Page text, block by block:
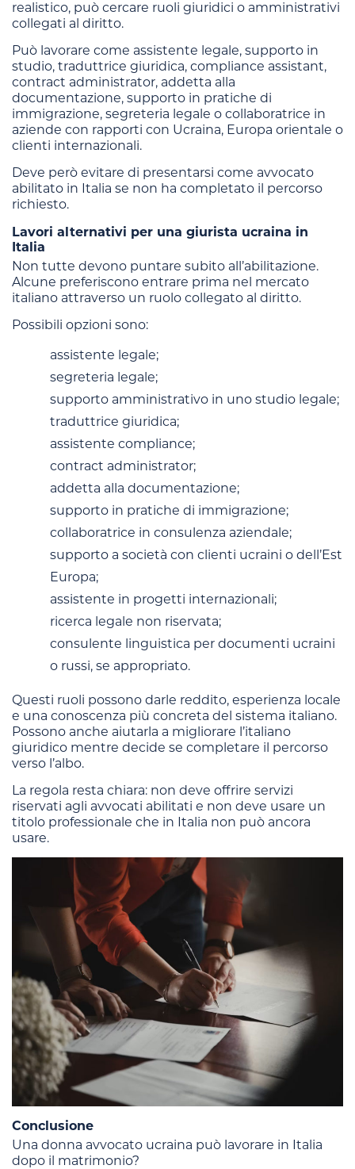
realistico, può cercare ruoli giuridici o amministrativi
collegati al diritto.
Può lavorare come assistente legale, supporto in
studio, traduttrice giuridica, compliance assistant,
contract administrator, addetta alla
documentazione, supporto in pratiche di
immigrazione, segreteria legale o collaboratrice in
aziende con rapporti con Ucraina, Europa orientale o
clienti internazionali.
Deve però evitare di presentarsi come avvocato
abilitato in Italia se non ha completato il percorso
richiesto.
Lavori alternativi per una giurista ucraina in
Italia
Non tutte devono puntare subito all’abilitazione.
Alcune preferiscono entrare prima nel mercato
italiano attraverso un ruolo collegato al diritto.
Possibili opzioni sono:
assistente legale;
segreteria legale;
supporto amministrativo in uno studio legale;
traduttrice giuridica;
assistente compliance;
contract administrator;
addetta alla documentazione;
supporto in pratiche di immigrazione;
collaboratrice in consulenza aziendale;
supporto a società con clienti ucraini o dell’Est
Europa;
assistente in progetti internazionali;
ricerca legale non riservata;
consulente linguistica per documenti ucraini
o russi, se appropriato.
Questi ruoli possono darle reddito, esperienza locale
e una conoscenza più concreta del sistema italiano.
Possono anche aiutarla a migliorare l’italiano
giuridico mentre decide se completare il percorso
verso l’albo.
La regola resta chiara: non deve offrire servizi
riservati agli avvocati abilitati e non deve usare un
titolo professionale che in Italia non può ancora
usare.
Conclusione
Una donna avvocato ucraina può lavorare in Italia
dopo il matrimonio?